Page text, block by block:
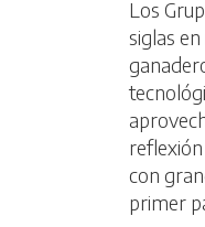
Los
siglas
con
primer